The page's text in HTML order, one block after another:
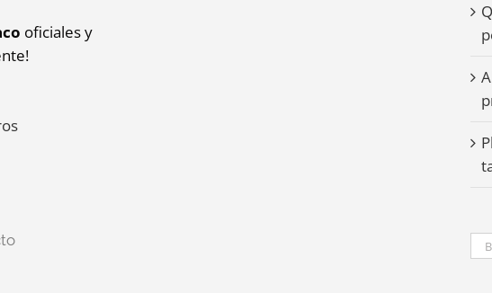
oficiales y